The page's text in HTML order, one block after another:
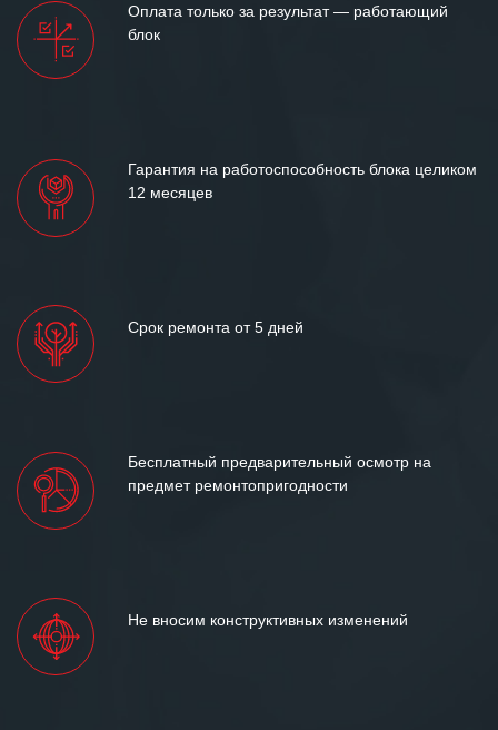
Оплата только за результат — работающий
блок
Гарантия на работоспособность блока целиком
12 месяцев
Срок ремонта от 5 дней
Бесплатный предварительный осмотр на
предмет ремонтопригодности
Не вносим конструктивных изменений